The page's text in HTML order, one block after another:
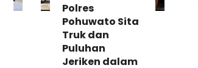
Polres
Pohuwato Sita
Truk dan
Puluhan
Jeriken dalam